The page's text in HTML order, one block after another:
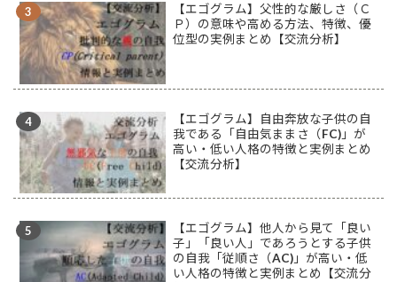
【エゴグラム】父性的な厳しさ（Ｃ
Ｐ）の意味や高める方法、特徴、優
位型の実例まとめ【交流分析】
【エゴグラム】自由奔放な子供の自
我である「自由気ままさ（FC)」が
高い・低い人格の特徴と実例まとめ
【交流分析】
【エゴグラム】他人から見て「良い
子」「良い人」であろうとする子供
の自我「従順さ（AC)」が高い・低
い人格の特徴と実例まとめ【交流分